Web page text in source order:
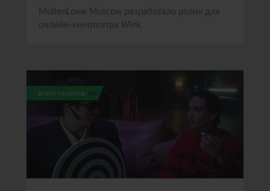
MullenLowe Moscow разработало ролик для
онлайн-кинотеатра Wink
всего голосов: 166